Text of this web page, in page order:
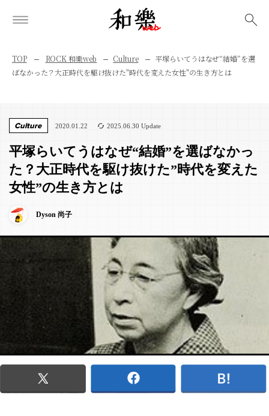
TOP ROCK 和樂web Culture
平塚らいてうはなぜ“結婚”を選
ばなかった？大正時代を駆け抜けた"時代を変えた女性"の生き方とは
Culture 2020.01.22 2025.06.30 Update
平塚らいてうはなぜ“結婚”を選ばなかっ
た？大正時代を駆け抜けた”時代を変えた
女性”の生き方とは
Dyson 尚子